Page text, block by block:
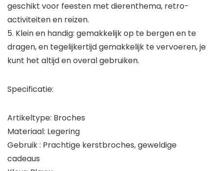
geschikt voor feesten met dierenthema, retro-
activiteiten en reizen.
5. Klein en handig: gemakkelijk op te bergen en te
dragen, en tegelijkertijd gemakkelijk te vervoeren, je
kunt het altijd en overal gebruiken.
Specificatie:
Artikeltype: Broches
Materiaal: Legering
Gebruik : Prachtige kerstbroches, geweldige
cadeaus